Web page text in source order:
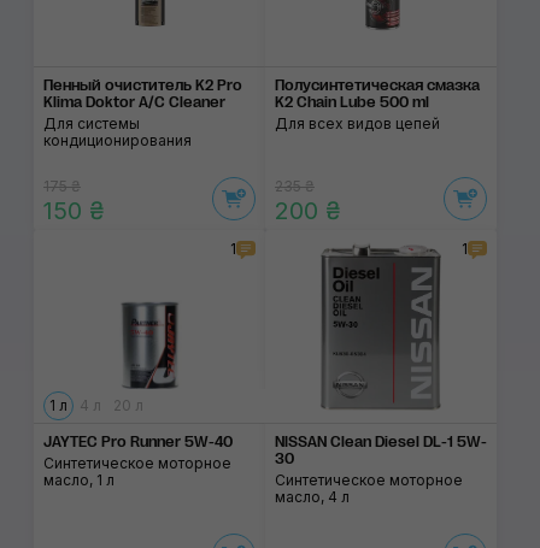
Пенный очиститель K2 Pro
Klima Doktor A/C Cleaner
Для системы
кондиционирования
175 ₴
150 ₴
Полусинтетическая смазка
K2 Chain Lube 500 ml
Для всех видов цепей
235 ₴
200 ₴
1
1 л 4 л 20 л
JAYTEC Pro Runner 5W-40
Синтетическое моторное
масло, 1 л
1
NISSAN Clean Diesel DL-1 5W-
30
Синтетическое моторное
масло, 4 л